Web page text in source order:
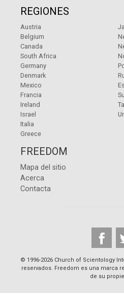
REGIONES
Austria
Belgium
Canada
South Africa
Germany
Denmark
Mexico
Francia
Ireland
Israel
Italia
Greece
FREEDOM
Mapa del sitio
Acerca
Contacta
© 1996-2026 Church of Scientology
reservados. Freedom es una marca
de su